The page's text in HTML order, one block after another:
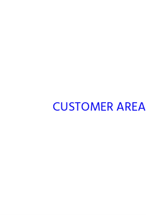
CUSTOMER AREA